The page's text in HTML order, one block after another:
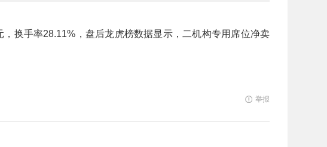
换手率28.11%，盘后龙虎榜数据显示，二机构专用席位净卖
举报